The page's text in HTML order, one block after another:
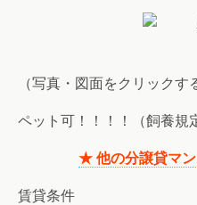
（写真・図面をクリックす
ペット可！！！！（飼養規
★ 他の分譲貸マン
賃貸条件